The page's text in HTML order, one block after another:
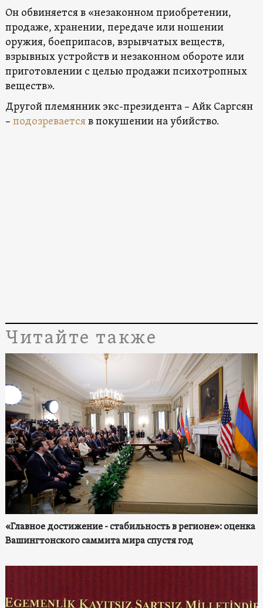
Он обвиняется в «незаконном приобретении,
продаже, хранении, передаче или ношении
оружия, боеприпасов, взрывчатых веществ,
взрывных устройств и незаконном обороте или
приготовлении с целью продажи психотропных
веществ».
Другой племянник экс-президента – Айк Саргсян
– подозреваетсяв покушении на убийство.
Читайте также
«Главное достижение - стабильность в регионе»: оценка
Вашингтонского саммита мира спустя год